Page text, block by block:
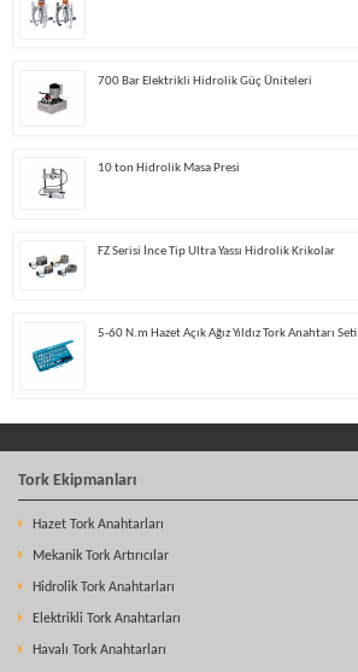
700 Bar Elektrikli Hidrolik Güç Üniteleri
10 ton Hidrolik Masa Presi
FZ Serisi İnce Tip Ultra Yassı Hidrolik Krikolar
5-60 N.m Hazet Açık Ağız Yıldız Tork Anahtarı Seti
Tork Ekipmanları
Hazet Tork Anahtarları
Mekanik Tork Artırıcılar
Hidrolik Tork Anahtarları
Elektrikli Tork Anahtarları
Havalı Tork Anahtarları